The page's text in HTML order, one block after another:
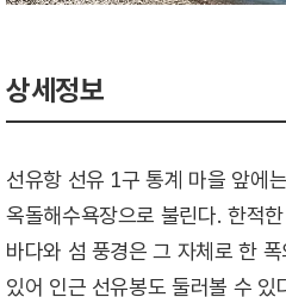
상세정보
선유항 선유 1구 통계 마을 앞에
옥돌해수욕장으로 불린다. 한적
바다와 섬 풍경은 그 자체로 한
있어 인근 선유봉도 둘러볼 수